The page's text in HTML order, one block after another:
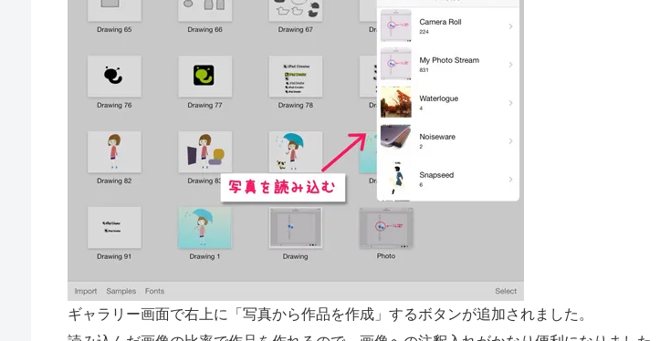
ギャラリー画面で右上に「写真から作品を作成」するボタンが追加されました。